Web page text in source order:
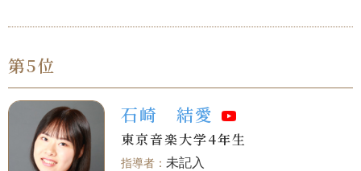
第5位
石崎 結愛
東京音楽大学4年生
未記入